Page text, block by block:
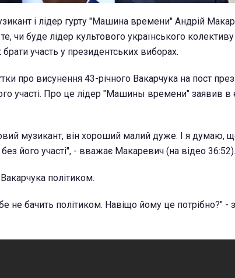
і лідер гурту "Машина времени" Андрій
чи буде лідер культового українського
участь у президентських виборах.
про висунення 43-річного Вакарчука на пост
участі. Про це лідер "Машины времени" заявив в
музикант, він хороший малий дуже. І я думаю,
його участі", - вважає Макаревич (на відео 36:52).
політиком.
не бачить політиком. Навіщо йому це потрібно?" -